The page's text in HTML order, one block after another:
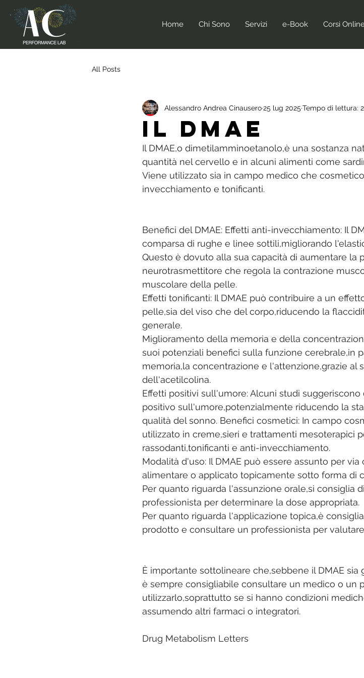
Home Chi Sono Servizi e-Book Corsi
All Posts
IL DMAE
Alessandro Andrea Cinausero25 lug 2025 Tempo di lettura:
Il DMAE,o dimetilamminoetanolo,è una sostanza
quantità nel cervello e in alcuni alimenti come
Viene utilizzato sia in campo medico che
invecchiamento e tonificanti.
Benefici del DMAE: Effetti anti-invecchiamento: Il
comparsa di rughe e linee sottili,migliorando
Questo è dovuto alla sua capacità di aumentare la
neurotrasmettitore che regola la contrazione
muscolare della pelle.
Effetti tonificanti: Il DMAE può contribuire a un
pelle,sia del viso che del corpo,riducendo la
generale.
Miglioramento della memoria e della
suoi potenziali benefici sulla funzione cerebrale,in
memoria,la concentrazione e l'attenzione,grazie al
dell'acetilcolina.
Effetti positivi sull'umore: Alcuni studi
positivo sull'umore,potenzialmente riducendo la
qualità del sonno. Benefici cosmetici: In campo
utilizzato in creme,sieri e trattamenti mesoterapici
rassodanti,tonificanti e anti-invecchiamento.
Modalità d'uso: Il DMAE può essere assunto per
alimentare o applicato topicamente sotto forma di
Per quanto riguarda l'assunzione orale,si consiglia
professionista per determinare la dose appropriata.
Per quanto riguarda l'applicazione topica,è
prodotto e consultare un professionista per
È importante sottolineare che,sebbene il DMAE
è sempre consigliabile consultare un medico o un
utilizzarlo,soprattutto se si hanno condizioni
assumendo altri farmaci o integratori.
Drug Metabolism Letters